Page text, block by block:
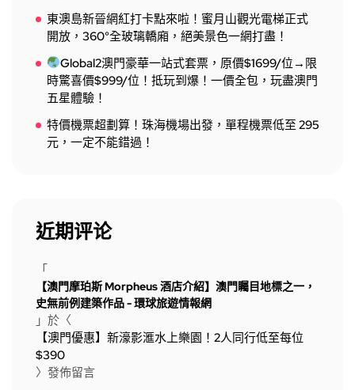
東澳島新晉網紅打卡點來啦！蜜月山觀光電梯正式
開放，360°全玻璃轎廂，絕美景色一網打盡！
Global2澳門豪華一站式套票，原價$1699/位→限
時驚喜價$999/位！抵玩到爆！一價全包，玩盡澳門
五星體驗！
特價機票超劃算！珠海機場出發，單程機票低至 295
元，一定不能錯過！
近期评论
「
【澳門摩珀斯 Morpheus 酒店介紹】澳門矚目地標之一，
史無前例建築作品 - 環球旅遊情報網
」於〈
【澳門優惠】新濠影滙水上樂園！2人同行低至每位
$390
〉發佈留言